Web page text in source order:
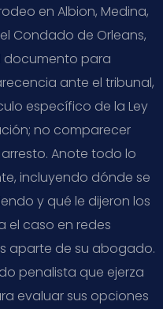
en Albion, Medina,
Condado de Orleans,
documento para
ante el tribunal,
específico de la Ley
no comparecer
Anote todo lo
incluyendo dónde se
y qué le dijeron los
el caso en redes
aparte de su abogado.
penalista que ejerza
evaluar sus opciones